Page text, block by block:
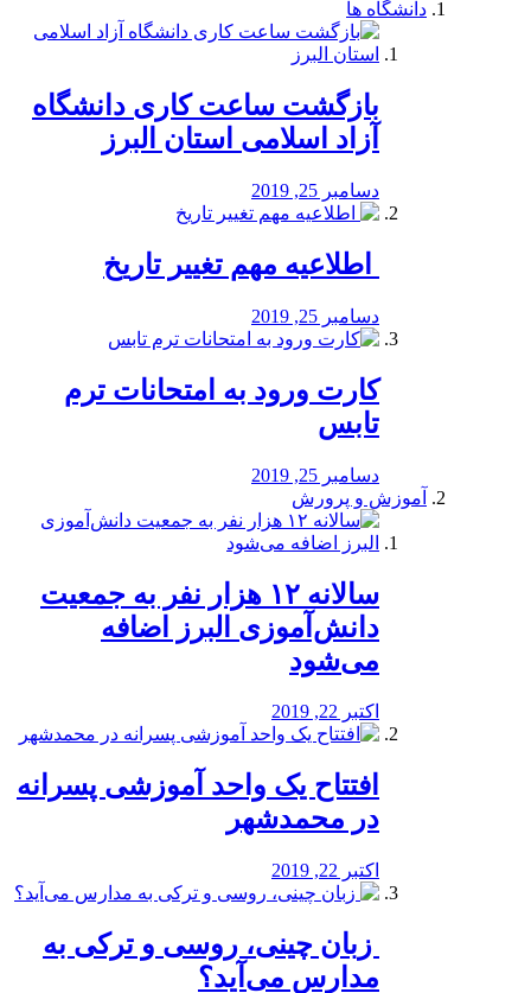
دانشگاه ها
بازگشت ساعت کاری دانشگاه
آزاد اسلامی استان البرز
دسامبر 25, 2019
️ اطلاعیه مهم تغییر تاریخ
دسامبر 25, 2019
کارت ورود به امتحانات ترم
تابس
دسامبر 25, 2019
آموزش و پرورش
️سالانه ۱۲ هزار نفر به جمعیت
دانش‌آموزی البرز اضافه
می‌شود
اکتبر 22, 2019
افتتاح یک واحد آموزشی پسرانه
در محمدشهر
اکتبر 22, 2019
️ زبان چینی، روسی و ترکی به
مدارس می‌آید؟